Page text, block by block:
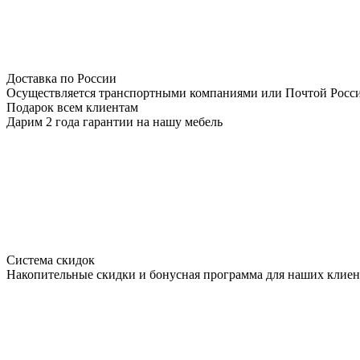
Доставка по России
Осуществляется транспортными компаниями или Почтой
Подарок всем клиентам
Дарим 2 года гарантии на нашу мебель
Система скидок
Накопительные скидки и бонусная программа для наших